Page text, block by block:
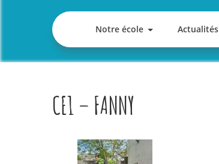
Notre école Actualités
CE1 – FANNY